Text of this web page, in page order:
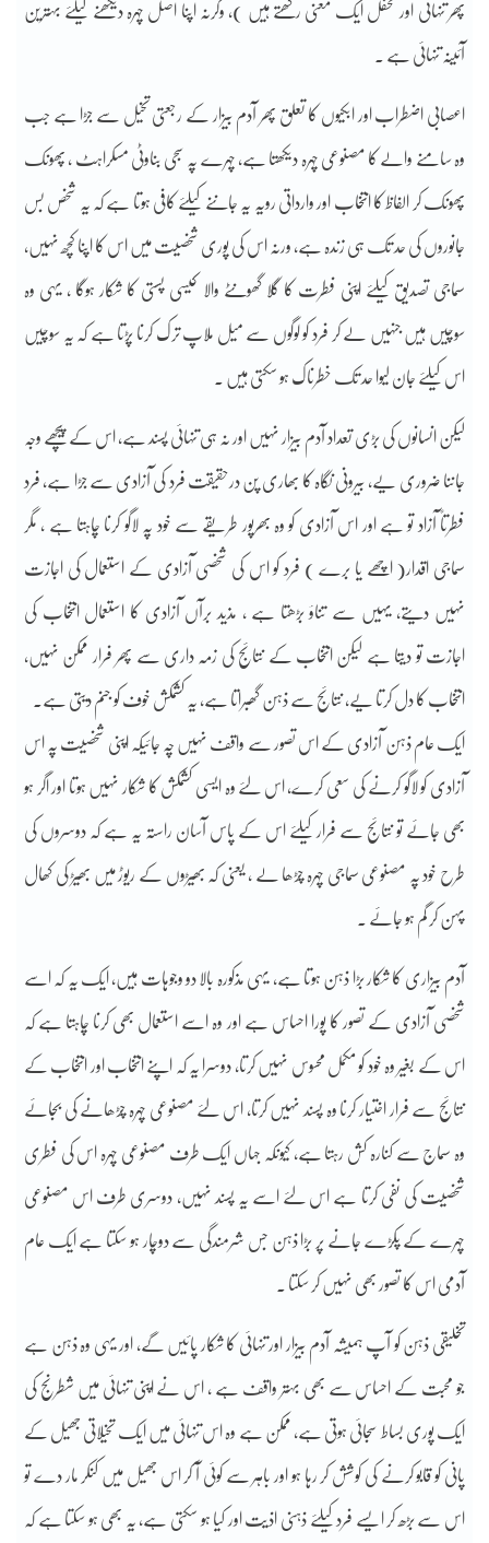
پھر تنہائی اور محفل ایک معنی رکھتے ہیں )، وگرنہ اپنا اصل چہرہ دیکھنے کیلئے بہترین
آئینہ تنہائی ہے ۔
اعصابی اضطراب اور ابکیوں کا تعلق پھر آدم بیزار کے رجعتی تخیل سے جڑا ہے جب
وہ سامنے والے کا مصنوعی چہرہ دیکھتا ہے، چہرے پہ سجی بناوٹی مسکراہٹ ، پھونک
پھونک کر الفاظ کا انتخاب اور وارداتی رویہ یہ جاننے کیلئے کافی ہوتا ہے کہ یہ شخص بس
جانوروں کی حد تک ہی زندہ ہے، ورنہ اس کی پوری شخصیت میں اس کا اپنا کچھ نہیں،
سماجی تصدیق کیلئے اپنی فطرت کا گلا گھونٹے والا کیسی پستی کا شکار ہوگا ، یہی وہ
سوچیں ہیں جنہیں لے کر فرد کو لوگوں سے میل ملاپ ترک کرنا پڑتا ہے کہ یہ سوچیں
اس کیلئے جان لیوا حد تک خطرناک ہو سکتی ہیں ۔
لیکن انسانوں کی بڑی تعداد آدم بیزار نہیں اور نہ ہی تنہائی پسند ہے، اس کے پیچھے وجہ
جاننا ضروری یے، بیرونی نگاہ کا بھاری پن درحقیقت فرد کی آزادی سے جڑا ہے، فرد
فطرتاً آزاد تو ہے اور اس آزادی کو وہ بھرپور طریقے سے خود پہ لاگو کرنا چاہتا ہے ، مگر
سماجی اقدار( اچھے یا برے ) فرد کو اس کی شخصی آزادی کے استعمال کی اجازت
نہیں دیتے، یہیں سے تناؤ بڑھتا ہے ، مذید برآں آزادی کا استعمال انتخاب کی
اجازت تو دیتا ہے لیکن انتخاب کے نتائج کی زمہ داری سے پھر فرار ممکن نہیں،
انتخاب کا دل کرتا یے، نتائج سے ذہن گھبراتا ہے، یہ کشمکش خوف کو جنم دیتی ہے۔
ایک عام ذہن آزادی کے اس تصور سے واقف نہیں چہ جائیکہ اپنی شخصیت پہ اس
آزادی کو لاگو کرنے کی سعی کرے، اس لئے وہ ایسی کشمکش کا شکار نہیں ہوتا اور اگر ہو
بھی جائے تو نتائج سے فرار کیلئے اس کے پاس آسان راستہ یہ ہے کہ دوسروں کی
طرح خود پہ مصنوعی سماجی چہرہ چڑھا لے ، یعنی کہ بھیڑوں کے ریوڑ میں بھیڑ کی کھال
پہن کر گم ہو جائے ۔
آدم بیزاری کا شکار بڑا ذہن ہوتا ہے، یہی مذکورہ بالا دو وجوہات ہیں، ایک یہ کہ اسے
شخصی آزادی کے تصور کا پورا احساس ہے اور وہ اسے استعمال بھی کرنا چاہتا ہے کہ
اس کے بغیر وہ خود کو مکمل محسوس نہیں کرتا، دوسرا یہ کہ اپنے انتخاب اور انتخاب کے
نتائج سے فرار اختیار کرنا وہ پسند نہیں کرتا، اس لئے مصنوعی چہرہ چڑھانے کی بجائے
وہ سماج سے کنارہ کش رہتا ہے، کیونکہ جہاں ایک طرف مصنوعی چہرہ اس کی فطری
شخصیت کی نفی کرتا ہے اس لئے اسے یہ پسند نہیں، دوسری طرف اس مصنوعی
چہرے کے پکڑے جانے پر بڑا ذہن جس شرمندگی سے دوچار ہو سکتا ہے ایک عام
آدمی اس کا تصور بھی نہیں کر سکتا ۔
تخلیقی ذہن کو آپ ہمیشہ آدم بیزار اور تنہائی کا شکار پائیں گے، اور یہی وہ ذہن ہے
جو محبت کے احساس سے بھی بہتر واقف ہے ، اس نے اپنی تنہائی میں شطرنج کی
ایک پوری بساط سجائی ہوتی ہے، ممکن ہے وہ اس تنہائی میں ایک تخیلاتی جھیل کے
پانی کو قابو کرنے کی کوشش کر رہا ہو اور باہر سے کوئی آ کر اس جھیل میں کنکر مار دے تو
اس سے بڑھ کر ایسے فرد کیلئے ذہنی اذیت اور کیا ہو سکتی ہے، یہ بھی ہو سکتا ہے کہ